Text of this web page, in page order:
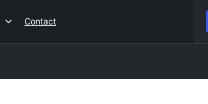
Contact